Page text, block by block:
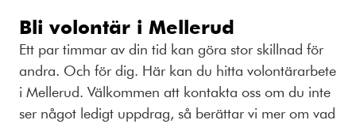
Bli volontär i Mellerud
Ett par timmar av din tid kan göra stor skillnad för
andra. Och för dig. Här kan du hitta volontärarbete
i Mellerud. Välkommen att kontakta oss om du inte
ser något ledigt uppdrag, så berättar vi mer om vad